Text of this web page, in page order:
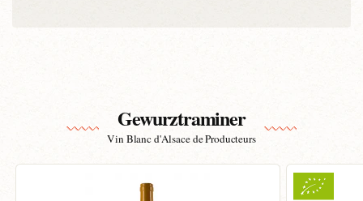
Gewurztraminer
Vin Blanc d'Alsace de Producteurs